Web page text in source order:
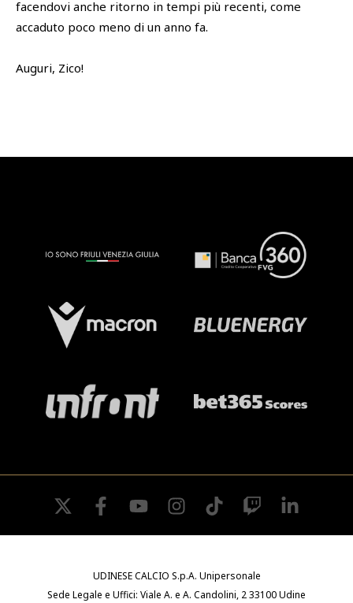
facendovi anche ritorno in tempi più recenti, come
accaduto poco meno di un anno fa.
Auguri, Zico!
twitter facebookyoutube instagramtiktok twitch
UDINESE CALCIO S.p.A. Unipersonale
Sede Legale e Uffici: Viale A. e A. Candolini, 2 33100 Udine